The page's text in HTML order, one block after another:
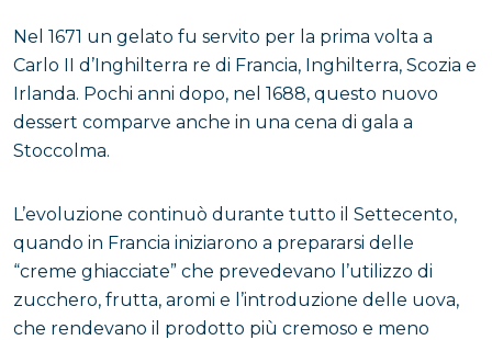
Nel 1671 un gelato fu servito per la prima volta a
Carlo II d’Inghilterra re di Francia, Inghilterra, Scozia e
Irlanda. Pochi anni dopo, nel 1688, questo nuovo
dessert comparve anche in una cena di gala a
Stoccolma.
L’evoluzione continuò durante tutto il Settecento,
quando in Francia iniziarono a prepararsi delle
“creme ghiacciate” che prevedevano l’utilizzo di
zucchero, frutta, aromi e l’introduzione delle uova,
che rendevano il prodotto più cremoso e meno